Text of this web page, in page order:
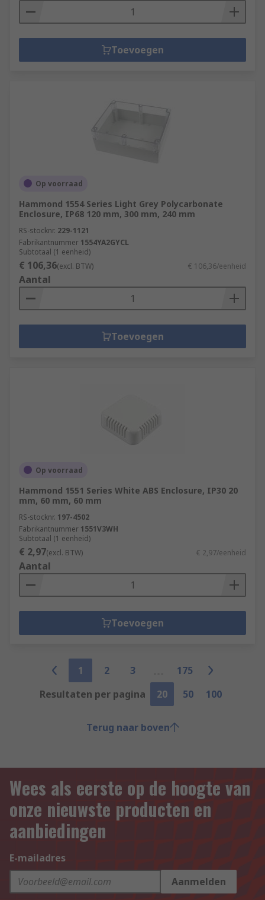
Toevoegen
Op voorraad
Hammond 1554 Series Light Grey Polycarbonate
Enclosure, IP68 120 mm, 300 mm, 240 mm
RS-stocknr. 229-1121
Fabrikantnummer 1554YA2GYCL
Subtotaal (1 eenheid)
€ 106,36(excl. BTW) € 106,36/eenheid
Aantal
Toevoegen
Op voorraad
Hammond 1551 Series White ABS Enclosure, IP30 20
mm, 60 mm, 60 mm
RS-stocknr. 197-4502
Fabrikantnummer 1551V3WH
Subtotaal (1 eenheid)
€ 2,97(excl. BTW) € 2,97/eenheid
Aantal
Toevoegen
1 2 3
175
Resultaten per pagina
20 50 100
Terug naar boven
Wees als eerste op de hoogte van
onze nieuwste producten en
aanbiedingen
E-mailadres
Aanmelden